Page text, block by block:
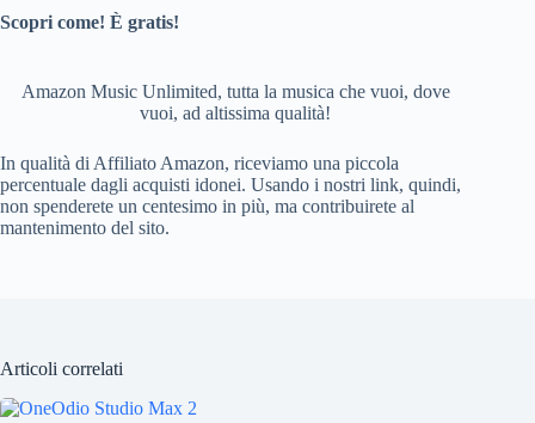
Scopri come! È gratis!
Amazon Music Unlimited, tutta la musica che vuoi, dove
vuoi, ad altissima qualità!
In qualità di Affiliato Amazon, riceviamo una piccola
percentuale dagli acquisti idonei. Usando i nostri link, quindi,
non spenderete un centesimo in più, ma contribuirete al
mantenimento del sito.
Articoli correlati